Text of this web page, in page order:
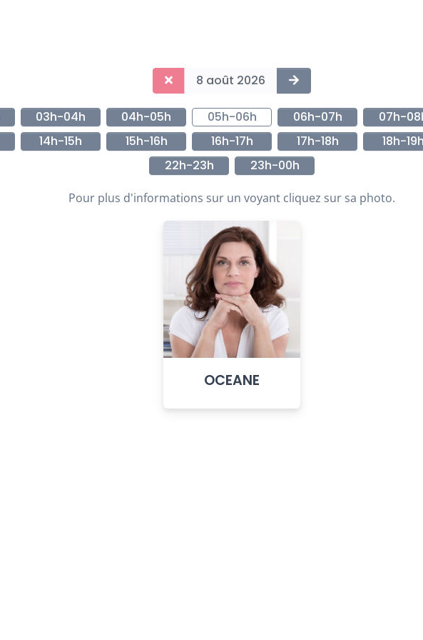
8 août 2026
03h-04h 04h-05h 05h-06h 06h-07h 07h-
14h-15h 15h-16h 16h-17h 17h-18h 18h-19h
22h-23h
23h-00h
Pour plus d'informations sur un voyant cliquez sur sa photo.
OCEANE